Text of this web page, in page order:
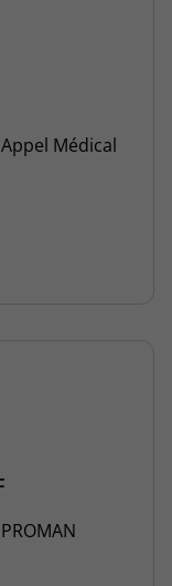
Appel Médical
PROMAN